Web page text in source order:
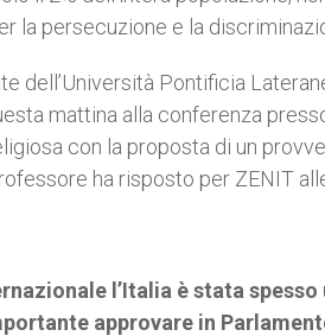
la persecuzione e la
dell’Università Pontificia
mattina alla conferenza
con la proposta di un
ha risposto per ZENIT
l’Italia è stata
approvare in